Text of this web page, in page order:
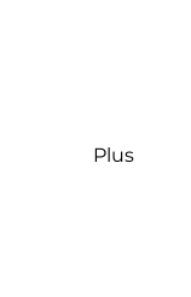
Plus